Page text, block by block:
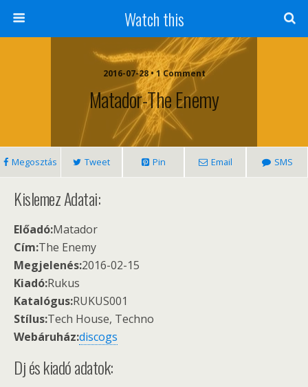
Watch this
2016-07-28 • 1 Comment
Matador-The Enemy
Megosztás Tweet Pin Email SMS
Kislemez Adatai:
Előadó:Matador
Cím:The Enemy
Megjelenés:2016-02-15
Kiadó:Rukus
Katalógus:RUKUS001
Stílus:Tech House, Techno
Webáruház:discogs
Dj és kiadó adatok: